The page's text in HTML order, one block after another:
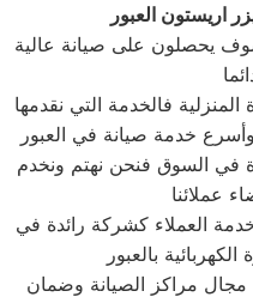
اريستون العبور
يحصلون على صيانة عالية
فالخدمة التي نقدمها
خدمة صيانة في العبور
في السوق فنحن نهتم ونخدم
عملائنا
العملاء كشركة رائدة في
بالعبور
مراكز الصيانة وضمان